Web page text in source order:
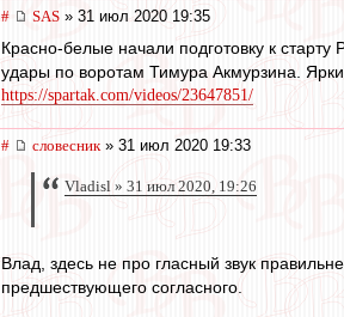
# SAS » 31 июл 2020 19:35
Красно-белые начали подготовку к
удары по воротам Тимура Акмурзина.
https://spartak.com/videos/23647851/
# словесник » 31 июл 2020 19:33
Vladisl » 31 июл 2020, 19:26
Влад, здесь не про гласный звук
предшествующего согласного.